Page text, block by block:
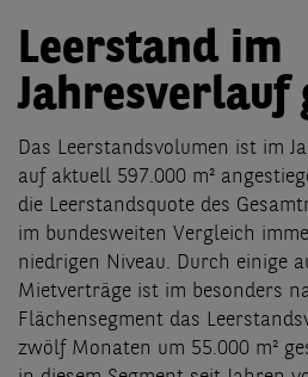
Leerstand im
Jahresverlauf
Das Leerstandsvolumen ist im
auf aktuell 597.000 m²
die Leerstandsquote des
im bundesweiten Vergleich
niedrigen Niveau. Durch einige
Mietverträge ist im besonders
Flächensegment das
zwölf Monaten um 55.000 m²